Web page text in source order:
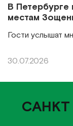
В Петербурге
местам
Гости услышат
30.07.2026
САНКТ